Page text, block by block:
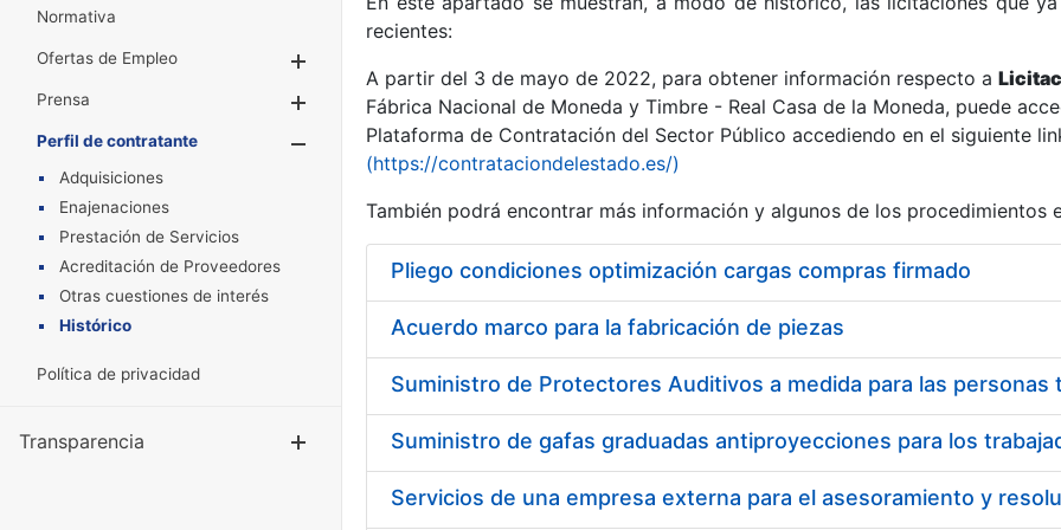
Normativa
Ofertas de Empleo
Prensa
Mostrar/Ocultar
Perfil de contratante
Mostrar/Ocultar
Adquisiciones
Enajenaciones
Prestación de Servicios
Acreditación de Proveedores
Otras cuestiones de interés
Histórico
Política de privacidad
Transparencia Mostrar/Ocultar
recientes:
A partir del 3 de mayo de 2022, para obtener información respecto a
Fábrica Nacional de Moneda y Timbre - Real Casa de la Moneda, puede
Plataforma de Contratación del Sector Público accediendo en el siguiente
(https://contrataciondelestado.es/)
También podrá encontrar más información y algunos de los procedimientos
Pliego condiciones optimización cargas compras firmado
Acuerdo marco para la fabricación de piezas